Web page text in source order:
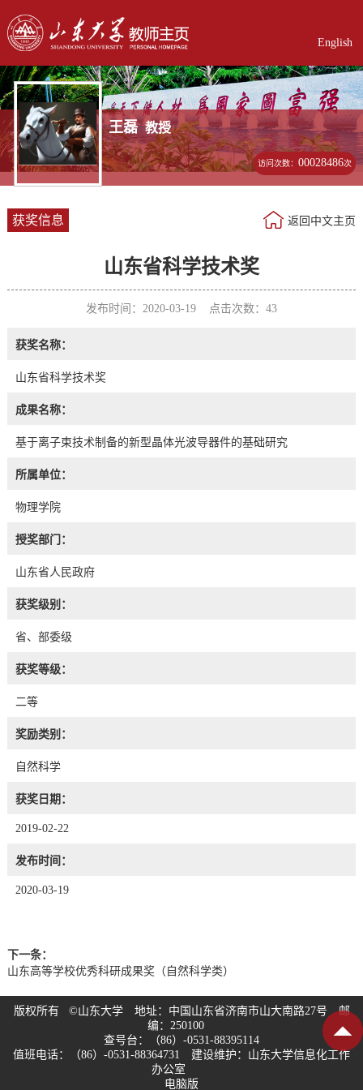
English
王磊 教授
访问次数：00028486次
获奖信息 返回中文主页
山东省科学技术奖
发布时间：2020-03-19 点击次数： 43
获奖名称：
山东省科学技术奖
成果名称：
基于离子束技术制备的新型晶体光波导器件的基础研究
所属单位：
物理学院
授奖部门：
山东省人民政府
获奖级别：
省、部委级
获奖等级：
二等
奖励类别：
自然科学
获奖日期：
2019-02-22
发布时间：
2020-03-19
下一条：
山东高等学校优秀科研成果奖（自然科学类）
版权所有 ©山东大学 地址：中国山东省济南市山大南路27号 邮
编：250100
查号台：（86）-0531-88395114
值班电话：（86）-0531-88364731 建设维护：山东大学信息化工作
办公室
电脑版